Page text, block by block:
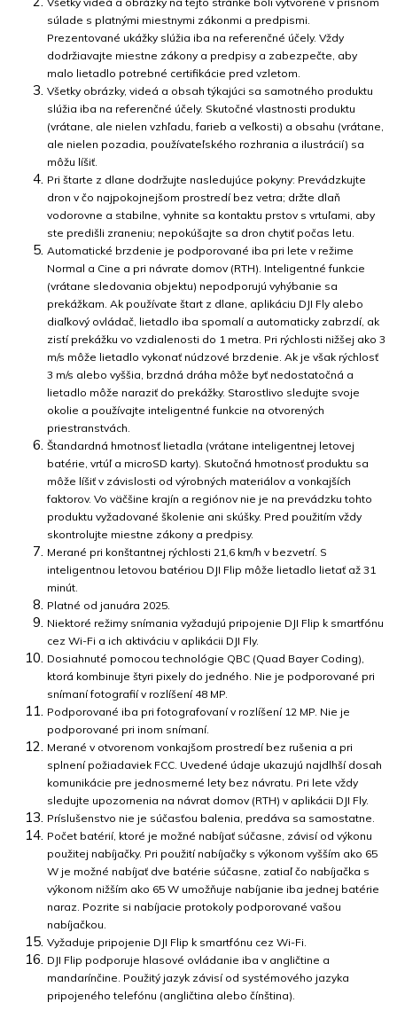
súlade s platnými miestnymi zákonmi a predpismi.
Prezentované ukážky slúžia iba na referenčné účely. Vždy
dodržiavajte miestne zákony a predpisy a zabezpečte, aby
malo lietadlo potrebné certifikácie pred vzletom.
Všetky obrázky, videá a obsah týkajúci sa samotného produktu
slúžia iba na referenčné účely. Skutočné vlastnosti produktu
(vrátane, ale nielen vzhľadu, farieb a veľkosti) a obsahu (vrátane,
ale nielen pozadia, používateľského rozhrania a ilustrácií) sa
môžu líšiť.
Pri štarte z dlane dodržujte nasledujúce pokyny: Prevádzkujte
dron v čo najpokojnejšom prostredí bez vetra; držte dlaň
vodorovne a stabilne, vyhnite sa kontaktu prstov s vrtuľami, aby
ste predišli zraneniu; nepokúšajte sa dron chytiť počas letu.
Automatické brzdenie je podporované iba pri lete v režime
Normal a Cine a pri návrate domov (RTH). Inteligentné funkcie
(vrátane sledovania objektu) nepodporujú vyhýbanie sa
prekážkam. Ak používate štart z dlane, aplikáciu DJI Fly alebo
diaľkový ovládač, lietadlo iba spomalí a automaticky zabrzdí, ak
zistí prekážku vo vzdialenosti do 1 metra. Pri rýchlosti nižšej ako 3
m/s môže lietadlo vykonať núdzové brzdenie. Ak je však rýchlosť
3 m/s alebo vyššia, brzdná dráha môže byť nedostatočná a
lietadlo môže naraziť do prekážky. Starostlivo sledujte svoje
okolie a používajte inteligentné funkcie na otvorených
priestranstvách.
Štandardná hmotnosť lietadla (vrátane inteligentnej letovej
batérie, vrtúľ a microSD karty). Skutočná hmotnosť produktu sa
môže líšiť v závislosti od výrobných materiálov a vonkajších
faktorov. Vo väčšine krajín a regiónov nie je na prevádzku tohto
produktu vyžadované školenie ani skúšky. Pred použitím vždy
skontrolujte miestne zákony a predpisy.
Merané pri konštantnej rýchlosti 21,6 km/h v bezvetrí. S
inteligentnou letovou batériou DJI Flip môže lietadlo lietať až 31
minút.
Platné od januára 2025.
Niektoré režimy snímania vyžadujú pripojenie DJI Flip k smartfónu
cez Wi-Fi a ich aktiváciu v aplikácii DJI Fly.
Dosiahnuté pomocou technológie QBC (Quad Bayer Coding),
ktorá kombinuje štyri pixely do jedného. Nie je podporované pri
snímaní fotografií v rozlíšení 48 MP.
Podporované iba pri fotografovaní v rozlíšení 12 MP. Nie je
podporované pri inom snímaní.
Merané v otvorenom vonkajšom prostredí bez rušenia a pri
splnení požiadaviek FCC. Uvedené údaje ukazujú najdlhší dosah
komunikácie pre jednosmerné lety bez návratu. Pri lete vždy
sledujte upozornenia na návrat domov (RTH) v aplikácii DJI Fly.
Príslušenstvo nie je súčasťou balenia, predáva sa samostatne.
Počet batérií, ktoré je možné nabíjať súčasne, závisí od výkonu
použitej nabíjačky. Pri použití nabíjačky s výkonom vyšším ako 65
W je možné nabíjať dve batérie súčasne, zatiaľ čo nabíjačka s
výkonom nižším ako 65 W umožňuje nabíjanie iba jednej batérie
naraz. Pozrite si nabíjacie protokoly podporované vašou
nabíjačkou.
Vyžaduje pripojenie DJI Flip k smartfónu cez Wi-Fi.
DJI Flip podporuje hlasové ovládanie iba v angličtine a
mandarínčine. Použitý jazyk závisí od systémového jazyka
pripojeného telefónu (angličtina alebo čínština).